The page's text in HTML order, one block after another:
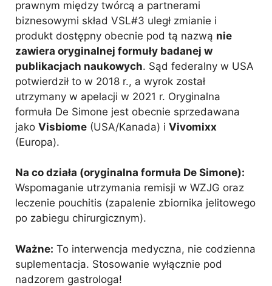
prawnym między twórcą a partnerami
biznesowymi skład VSL#3 uległ zmianie i
produkt dostępny obecnie pod tą nazwą nie
zawiera oryginalnej formuły badanej w
publikacjach naukowych. Sąd federalny w USA
potwierdził to w 2018 r., a wyrok został
utrzymany w apelacji w 2021 r. Oryginalna
formuła De Simone jest obecnie sprzedawana
jako Visbiome (USA/Kanada) i Vivomixx
(Europa).
Na co działa (oryginalna formuła De Simone):
Wspomaganie utrzymania remisji w WZJG oraz
leczenie pouchitis (zapalenie zbiornika jelitowego
po zabiegu chirurgicznym).
Ważne: To interwencja medyczna, nie codzienna
suplementacja. Stosowanie wyłącznie pod
nadzorem gastrologa!